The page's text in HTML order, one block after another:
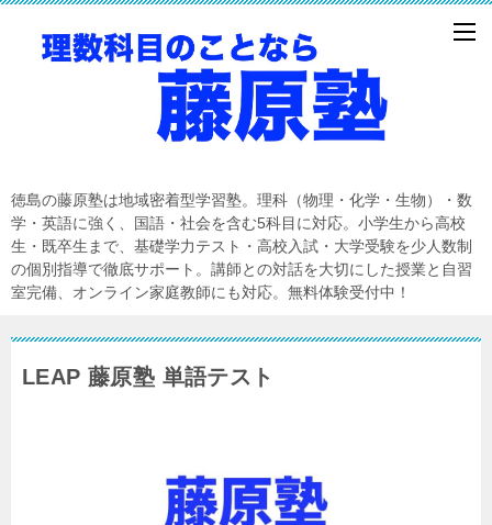
徳島の藤原塾は地域密着型学習塾。理科（物理・化学・生物）・数
学・英語に強く、国語・社会を含む5科目に対応。小学生から高校
生・既卒生まで、基礎学力テスト・高校入試・大学受験を少人数制
の個別指導で徹底サポート。講師との対話を大切にした授業と自習
室完備、オンライン家庭教師にも対応。無料体験受付中！
LEAP 藤原塾 単語テスト